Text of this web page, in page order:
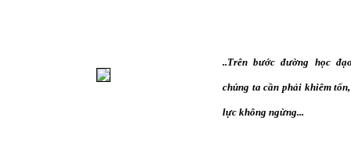
..Trên bước đường học
chúng ta cần phải khiêm
lực không ngừng...